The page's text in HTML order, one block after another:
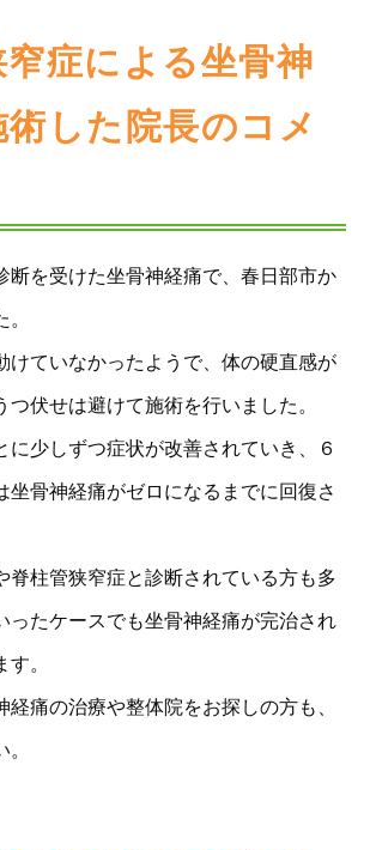
症による坐骨神
した院長のコメ
断を受けた坐骨神経痛で、春日部市か
けていなかったようで、体の硬直感が
つ伏せは避けて施術を行いました。
に少しずつ症状が改善されていき、６
坐骨神経痛がゼロになるまでに回復さ
脊柱管狭窄症と診断されている方も多
ったケースでも坐骨神経痛が完治され
。
経痛の治療や整体院をお探しの方も、